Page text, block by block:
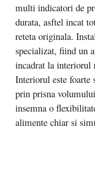
multi indicatori de
durata, asftel incat
reteta originala.
specializat, fiind un
incadrat la interiorul
Interiorul este foarte
prin prisna
insemna o
alimente chiar si